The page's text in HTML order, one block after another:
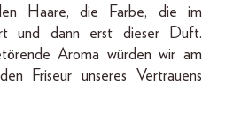
Haare, die Farbe, die im
und dann erst dieser Duft.
Aroma würden wir am
Friseur unseres Vertrauens